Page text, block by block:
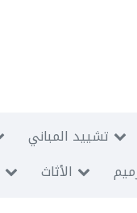
تشييد المباني
الأثاث